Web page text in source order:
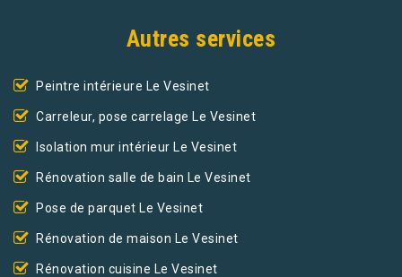
Autres services
Peintre intérieure Le Vesinet
Carreleur, pose carrelage Le Vesinet
Isolation mur intérieur Le Vesinet
Rénovation salle de bain Le Vesinet
Pose de parquet Le Vesinet
Rénovation de maison Le Vesinet
Rénovation cuisine Le Vesinet